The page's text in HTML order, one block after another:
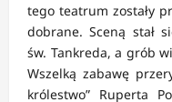
tego teatrum zostały
dobrane. Sceną stał
św. Tankreda, a grób
Wszelką zabawę
królestwo” Ruperta